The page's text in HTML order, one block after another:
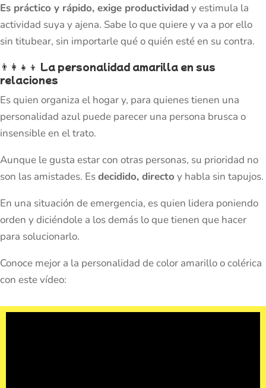
Es práctico y rápido, exige productividad y estimula la
actividad suya y ajena. Sabe lo que quiere y va a por ello
sin titubear, sin importarle qué o quién esté en su contra.
👨‍👩‍👧‍👦 La personalidad amarilla en sus
relaciones
Es quien organiza el hogar y, para quienes tienen una
personalidad azul puede parecer una persona brusca o
insensible en el trato.
Aunque le gusta estar con otras personas, su prioridad no
son las amistades. Esdecidido, directo y habla sin tapujos.
En una situación de emergencia, es quien lidera poniendo
orden y diciéndole a los demás lo que tienen que hacer
para solucionarlo.
Conoce mejor a la personalidad de color amarillo o colérica
con este vídeo: